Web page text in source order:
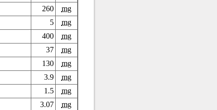
260
mg
5
mg
400
mg
37
mg
130
mg
3.9
mg
1.5
mg
3.07
mg